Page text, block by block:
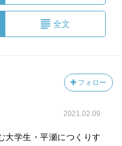
全文
フォロー
2021.02.09
大学生・平瀬につくりす